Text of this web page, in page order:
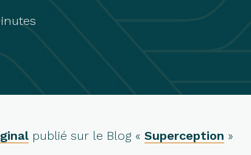
publié sur le Blog « Superception »